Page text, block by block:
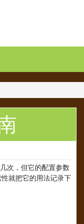
次，但它的配置参数
就把它的用法记录下